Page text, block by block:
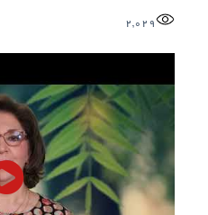
2,029